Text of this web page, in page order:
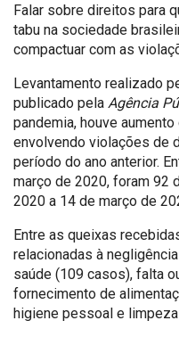
Falar sobre direitos para
tabu na sociedade
compactuar com as
Levantamento realizado
publicado pela Agência
pandemia, houve
envolvendo violações de
período do ano anterior.
março de 2020, foram 92
2020 a 14 de março de
Entre as queixas
relacionadas à
saúde (109 casos), falta
fornecimento de
higiene pessoal e